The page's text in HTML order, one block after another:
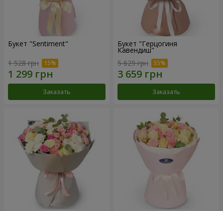
Букет "Sentiment"
1 528 грн
Заказать
Букет "Герцогиня
Кавендиш"
5 629 грн
Заказать